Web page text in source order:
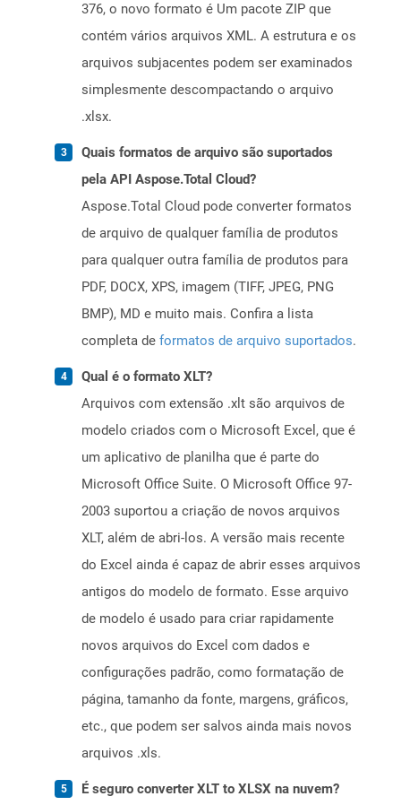
376, o novo formato é Um pacote ZIP que
contém vários arquivos XML. A estrutura e os
arquivos subjacentes podem ser examinados
simplesmente descompactando o arquivo
.xlsx.
Quais formatos de arquivo são suportados
pela API Aspose.Total Cloud?
Aspose.Total Cloud pode converter formatos
de arquivo de qualquer família de produtos
para qualquer outra família de produtos para
PDF, DOCX, XPS, imagem (TIFF, JPEG, PNG
BMP), MD e muito mais. Confira a lista
completa de formatos de arquivo suportados.
Qual é o formato XLT?
Arquivos com extensão .xlt são arquivos de
modelo criados com o Microsoft Excel, que é
um aplicativo de planilha que é parte do
Microsoft Office Suite. O Microsoft Office 97-
2003 suportou a criação de novos arquivos
XLT, além de abri-los. A versão mais recente
do Excel ainda é capaz de abrir esses arquivos
antigos do modelo de formato. Esse arquivo
de modelo é usado para criar rapidamente
novos arquivos do Excel com dados e
configurações padrão, como formatação de
página, tamanho da fonte, margens, gráficos,
etc., que podem ser salvos ainda mais novos
arquivos .xls.
É seguro converter XLT to XLSX na nuvem?